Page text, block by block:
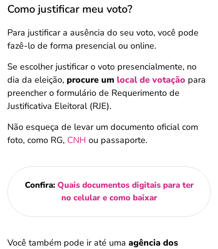
Como justificar meu voto?
Para justificar a ausência do seu voto, você pode
fazê-lo de forma presencial ou online.
Se escolher justificar o voto presencialmente, no
dia da eleição, procure um local de votação para
preencher o formulário de Requerimento de
Justificativa Eleitoral (RJE).
Não esqueça de levar um documento oficial com
foto, como RG, CNH ou passaporte.
Confira: Quais documentos digitais para ter
no celular e como baixar
Você também pode ir até uma agência dos